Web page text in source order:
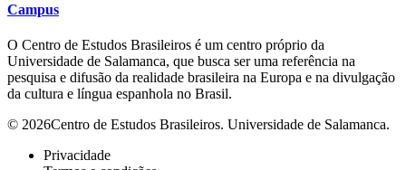
Campus
O Centro de Estudos Brasileiros é um centro próprio da
Universidade de Salamanca, que busca ser uma referência na
pesquisa e difusão da realidade brasileira na Europa e na divulgação
da cultura e língua espanhola no Brasil.
© 2026Centro de Estudos Brasileiros. Universidade de Salamanca.
Privacidade